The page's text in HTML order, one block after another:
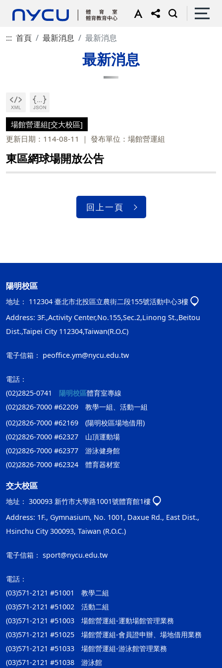
::: 首頁 最新消息 最新消息
最新消息
場館營運組[交大校區]
更新日期：114-08-11
發布單位：場館營運組
東區網球場開放公告
回上一頁
陽明校區
地址： 112304 臺北市北投區立農街二段155號活動中心3樓
Address: 3F.,Activity Center,No.155,Sec.2,Linong St.,Beitou
Dist.,Taipei City 112304,Taiwan(R.O.C)
電子信箱： peoffice.ym@nycu.edu.tw
電話：
(02)2825-0741 陽明校區體育室專線
(02)2826-7000 #62209 教學一組、活動一組
(02)2826-7000 #62169 (陽明校區場地借用)
(02)2826-7000 #62327 山頂運動場
(02)2826-7000 #62377 游泳健身館
(02)2826-7000 #62324 體育器材室
交大校區
地址： 300093 新竹市大學路1001號體育館1樓
Address: 1F., Gymnasium, No. 1001, Daxue Rd., East Dist.,
Hsinchu City 300093, Taiwan (R.O.C.)
電子信箱： sport@nycu.edu.tw
電話：
(03)571-2121 #51001 教學二組
(03)571-2121 #51002 活動二組
(03)571-2121 #51003 場館營運組-運動場館管理業務
(03)571-2121 #51025 場館營運組-會員證申辦、場地借用業務
(03)571-2121 #51033 場館營運組-游泳館管理業務
(03)571-2121 #51038 游泳館